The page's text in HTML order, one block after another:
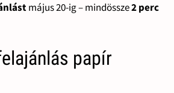
május 20-ig – mindössze2 perc
papír